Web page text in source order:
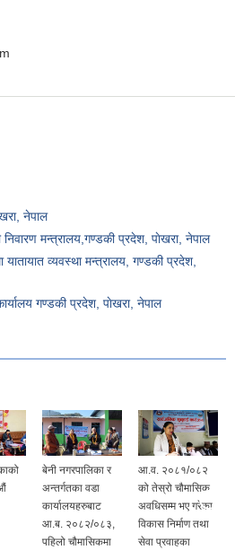
नेपाल
निवारण मन्त्रालय,गण्डकी प्रदेश, पाेखरा, नेपाल
यातायात व्यवस्था मन्त्रालय, गण्डकी प्रदेश,
गण्डकी प्रदेश, पाेखरा, नेपाल
बेनी नगरपालिका र
अन्तर्गतका वडा
कार्यालयहरुबाट
आ.ब. २०८२/०८३,
पहिलो चौमासिकमा
आ.व. २०८१/०८२
को तेस्रो चौमासिक
अवधिसम्म भए गरेका
विकास निर्माण तथा
सेवा प्रवाहका